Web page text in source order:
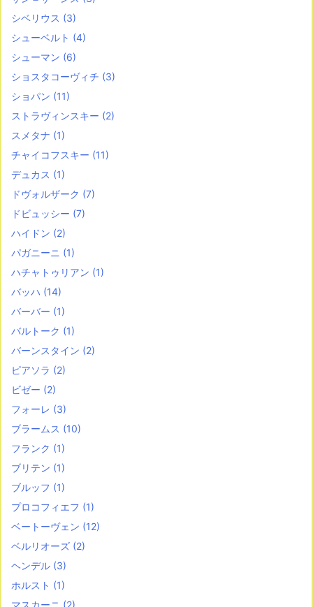
シベリウス (3)
シューベルト (4)
シューマン (6)
ショスタコーヴィチ (3)
ショパン (11)
ストラヴィンスキー (2)
スメタナ (1)
チャイコフスキー (11)
デュカス (1)
ドヴォルザーク (7)
ドビュッシー (7)
ハイドン (2)
パガニーニ (1)
ハチャトゥリアン (1)
バッハ (14)
バーバー (1)
バルトーク (1)
バーンスタイン (2)
ピアソラ (2)
ビゼー (2)
フォーレ (3)
ブラームス (10)
フランク (1)
ブリテン (1)
ブルッフ (1)
プロコフィエフ (1)
ベートーヴェン (12)
ベルリオーズ (2)
ヘンデル (3)
ホルスト (1)